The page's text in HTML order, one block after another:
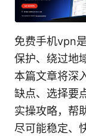
免费手机vpn
保护、绕过地
本篇文章将深
缺点、选择要
实操攻略，帮
尽可能稳定、